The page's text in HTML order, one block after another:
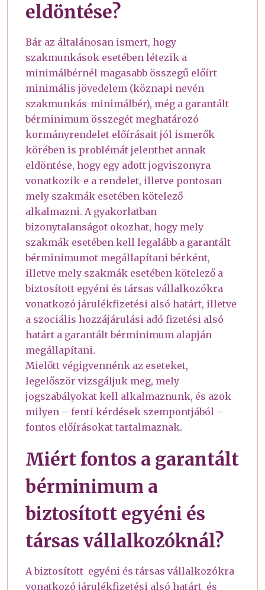
eldöntése?
Bár az általánosan ismert, hogy
szakmunkások esetében létezik a
minimálbérnél magasabb összegű előírt
minimális jövedelem (köznapi nevén
szakmunkás-minimálbér), még a garantált
bérminimum összegét meghatározó
kormányrendelet előírásait jól ismerők
körében is problémát jelenthet annak
eldöntése, hogy egy adott jogviszonyra
vonatkozik-e a rendelet, illetve pontosan
mely szakmák esetében kötelező
alkalmazni. A gyakorlatban
bizonytalanságot okozhat, hogy mely
szakmák esetében kell legalább a garantált
bérminimumot megállapítani bérként,
illetve mely szakmák esetében kötelező a
biztosított egyéni és társas vállalkozókra
vonatkozó járulékfizetési alsó határt, illetve
a szociális hozzájárulási adó fizetési alsó
határt a garantált bérminimum alapján
megállapítani.
Mielőtt végigvennénk az eseteket,
legelőször vizsgáljuk meg, mely
jogszabályokat kell alkalmaznunk, és azok
milyen – fenti kérdések szempontjából –
fontos előírásokat tartalmaznak.
Miért fontos a garantált
bérminimum a
biztosított egyéni és
társas vállalkozóknál?
A biztosított egyéni és társas vállalkozókra
vonatkozó járulékfizetési alsó határt és